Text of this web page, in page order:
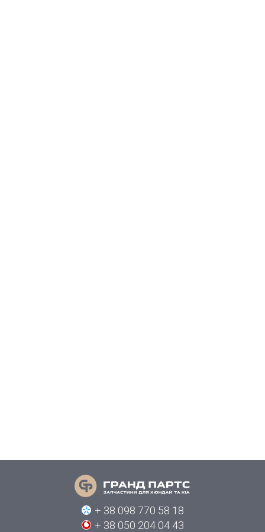
+ 38 098 770 58 18
+ 38 050 204 04 43